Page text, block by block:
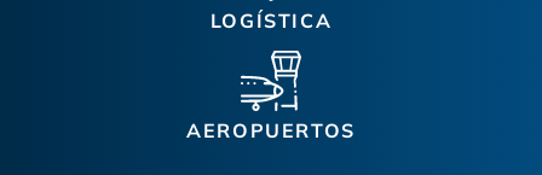
LOGÍSTICA
AEROPUERTOS